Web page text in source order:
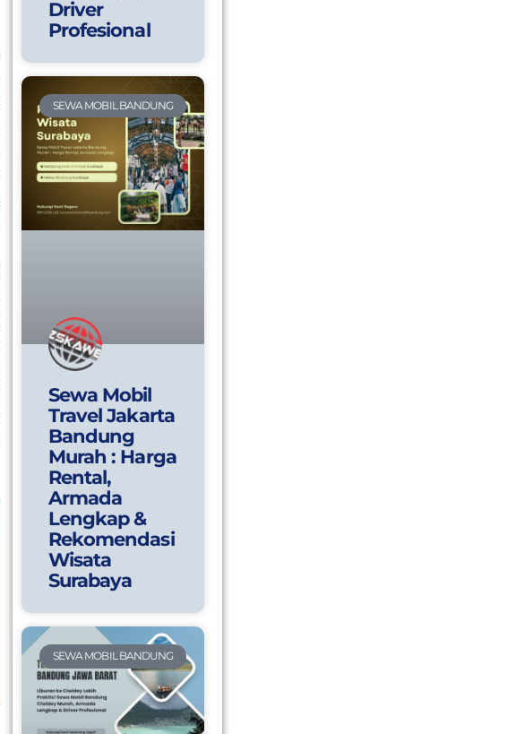
Driver
Profesional
SEWA MOBIL BANDUNG
Sewa Mobil
Travel Jakarta
Bandung
Murah : Harga
Rental,
Armada
Lengkap &
Rekomendasi
Wisata
Surabaya
SEWA MOBIL BANDUNG